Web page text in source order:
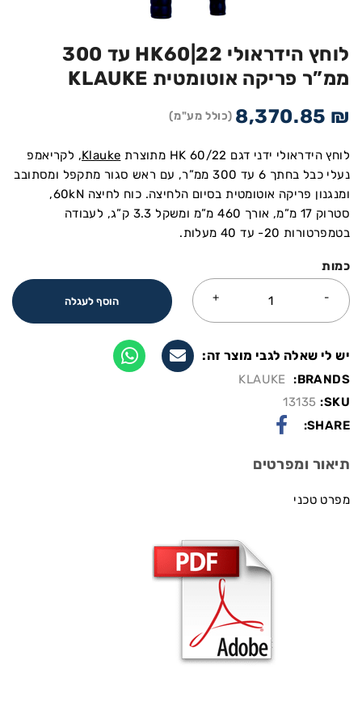
לוחץ הידראולי HK60|22 עד 300
ממ”ר פריקה אוטומטית KLAUKE
8,370.85 ₪ (כולל מע"מ)
לוחץ הידראולי ידני דגם HK 60/22 מתוצרת Klauke, לקריאמפ
נעלי כבל בחתך 6 עד 300 ממ”ר, עם ראש סגור מתקפל ומסתובב
ומנגנון פריקה אוטומטית בסיום הלחיצה. כוח לחיצה 60kN,
סטרוק 17 מ”מ, אורך 460 מ”מ ומשקל 3.3 ק”ג, לעבודה
בטמפרטורות 20- עד 40 מעלות.
כמות
הוסף לעגלה
יש לי שאלה לגבי מוצר זה:
BRANDS:
KLAUKE
SKU:
13135
SHARE:
תיאור ומפרטים
מפרט טכני